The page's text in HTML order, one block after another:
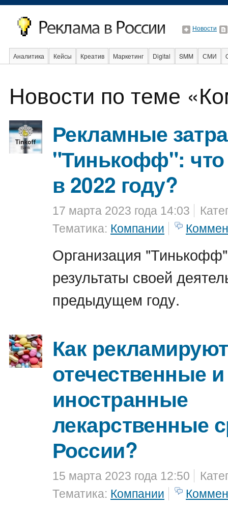
Новости
Аналитика Кейсы Креатив Маркетинг Digital SMM СМИ
Образование Факты
Новости по теме
Рекламные
"Тинькофф":
в 2022 году?
17 марта 2023 года 14:03
Тематика: Компании
Организация
результаты своей
предыдущем году.
Как рекламируют
отечественные и
иностранные
лекарственные
России?
15 марта 2023 года 12:50
Тематика: Компании